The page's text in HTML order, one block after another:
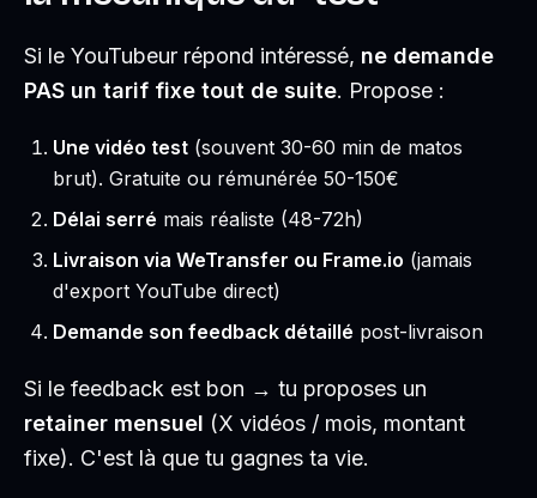
Si le YouTubeur répond intéressé, ne demande
PAS un tarif fixe tout de suite. Propose :
Une vidéo test (souvent 30-60 min de matos
brut). Gratuite ou rémunérée 50-150€
Délai serré mais réaliste (48-72h)
Livraison via WeTransfer ou Frame.io (jamais
d'export YouTube direct)
Demande son feedback détaillé post-livraison
Si le feedback est bon → tu proposes un
retainer mensuel (X vidéos / mois, montant
fixe). C'est là que tu gagnes ta vie.